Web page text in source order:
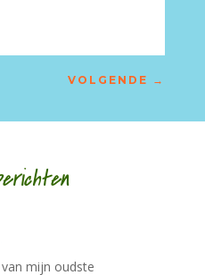
VOLGENDE →
mijn oudste